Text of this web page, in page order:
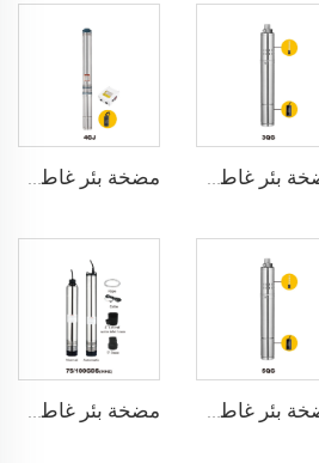
مضخة بئر غاطسة GIDROX-4GA/4GJ
مضخة بئر غاطسة GIDROX-5QG مضخة بئر غاطسة GIDROX-GDS